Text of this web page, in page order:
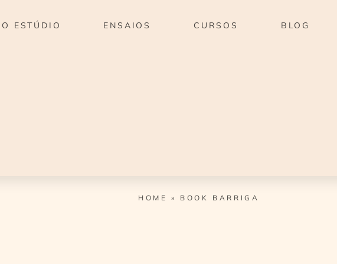
O ESTÚDIO ENSAIOS CURSOS BLOG
HOME » BOOK BARRIGA